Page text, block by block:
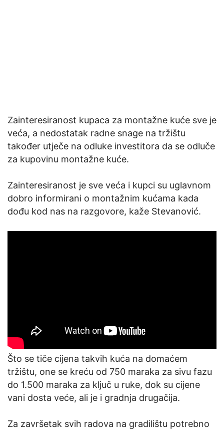
Zainteresiranost kupaca za montažne kuće sve je
veća, a nedostatak radne snage na tržištu
također utječe na odluke investitora da se odluče
za kupovinu montažne kuće.
Zainteresiranost je sve veća i kupci su uglavnom
dobro informirani o montažnim kućama kada
dođu kod nas na razgovore, kaže Stevanović.
Što se tiče cijena takvih kuća na domaćem
tržištu, one se kreću od 750 maraka za sivu fazu
do 1.500 maraka za ključ u ruke, dok su cijene
vani dosta veće, ali je i gradnja drugačija.
Za završetak svih radova na gradilištu potrebno